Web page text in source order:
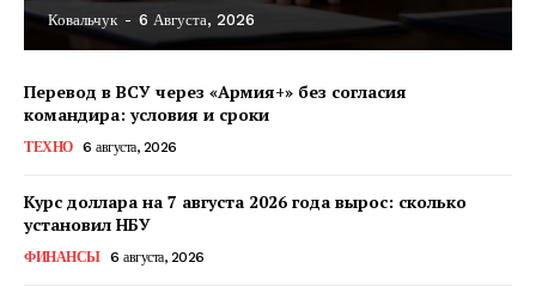
Ковальчук - 6 Августа, 2026
Перевод в ВСУ через «Армия+» без согласия
командира: условия и сроки
ТЕХНО 6 августа, 2026
Курс доллара на 7 августа 2026 года вырос: сколько
установил НБУ
ФИНАНСЫ 6 августа, 2026